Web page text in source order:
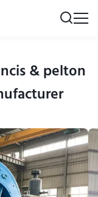
& pelton